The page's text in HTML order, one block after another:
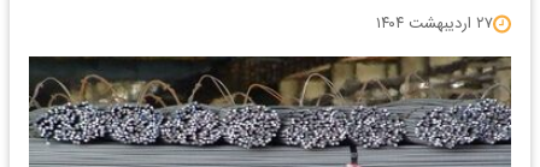
۲۷ اردیبهشت ۱۴۰۴